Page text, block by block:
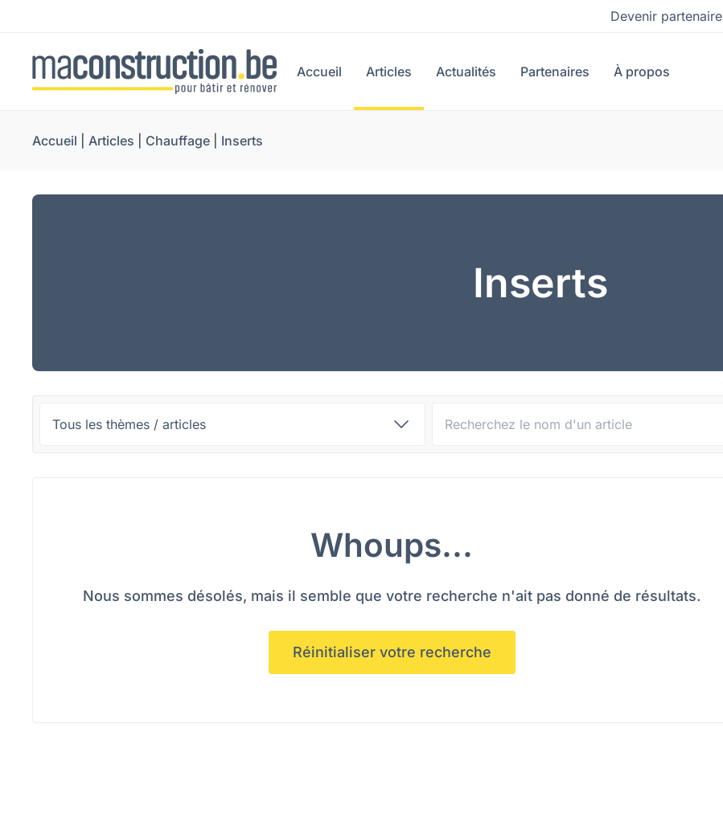
Devenir partenaire
Accueil Articles Actualités Partenaires À propos
Accueil |Articles Chauffage Inserts
Inserts
Whoups...
Nous sommes désolés, mais il semble que votre recherche n'ait pas donné de résultats.
Réinitialiser votre recherche